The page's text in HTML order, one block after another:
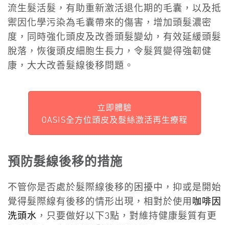
流生髮活髮，有助重新激活退化期的毛囊，以及抵
禦因化學污染為毛囊帶來的傷害，增加頭髮濃密
度，同時強化頭皮及改善頭髮變幼，有效延緩頭髮
脫落，恢復頭皮細胞生長力，令髮質變得強韌健
康，大大改善髮線後移問題。
立即體驗
OASIS全方位頭皮及髮絲激活再生療程
預防髮線後移 的措施
不管你是否處於髮際線後移的困擾中，抑或是開始
覺得髮際線有後移的情形出現，相對於使用 咖啡因
洗頭水 ，只要做好以下3點，對維持健康髮質有更